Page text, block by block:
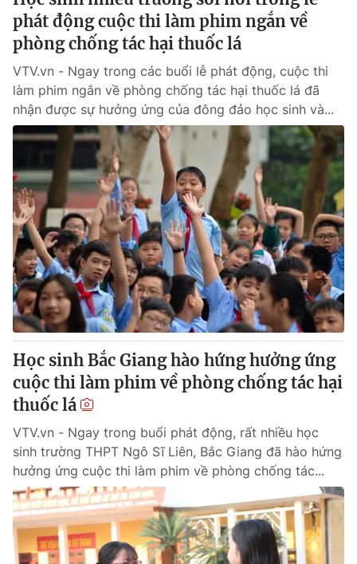
phát động cuộc thi làm phim ngắn về
phòng chống tác hại thuốc lá
VTV.vn - Ngay trong các buổi lễ phát động, cuộc thi
làm phim ngắn về phòng chống tác hại thuốc lá đã
nhận được sự hưởng ứng của đông đảo học sinh và...
Học sinh Bắc Giang hào hứng hưởng ứng
cuộc thi làm phim về phòng chống tác hại
thuốc lá
VTV.vn - Ngay trong buổi phát động, rất nhiều học
sinh trường THPT Ngô Sĩ Liên, Bắc Giang đã hào hứng
hưởng ứng cuộc thi làm phim về phòng chống tác...